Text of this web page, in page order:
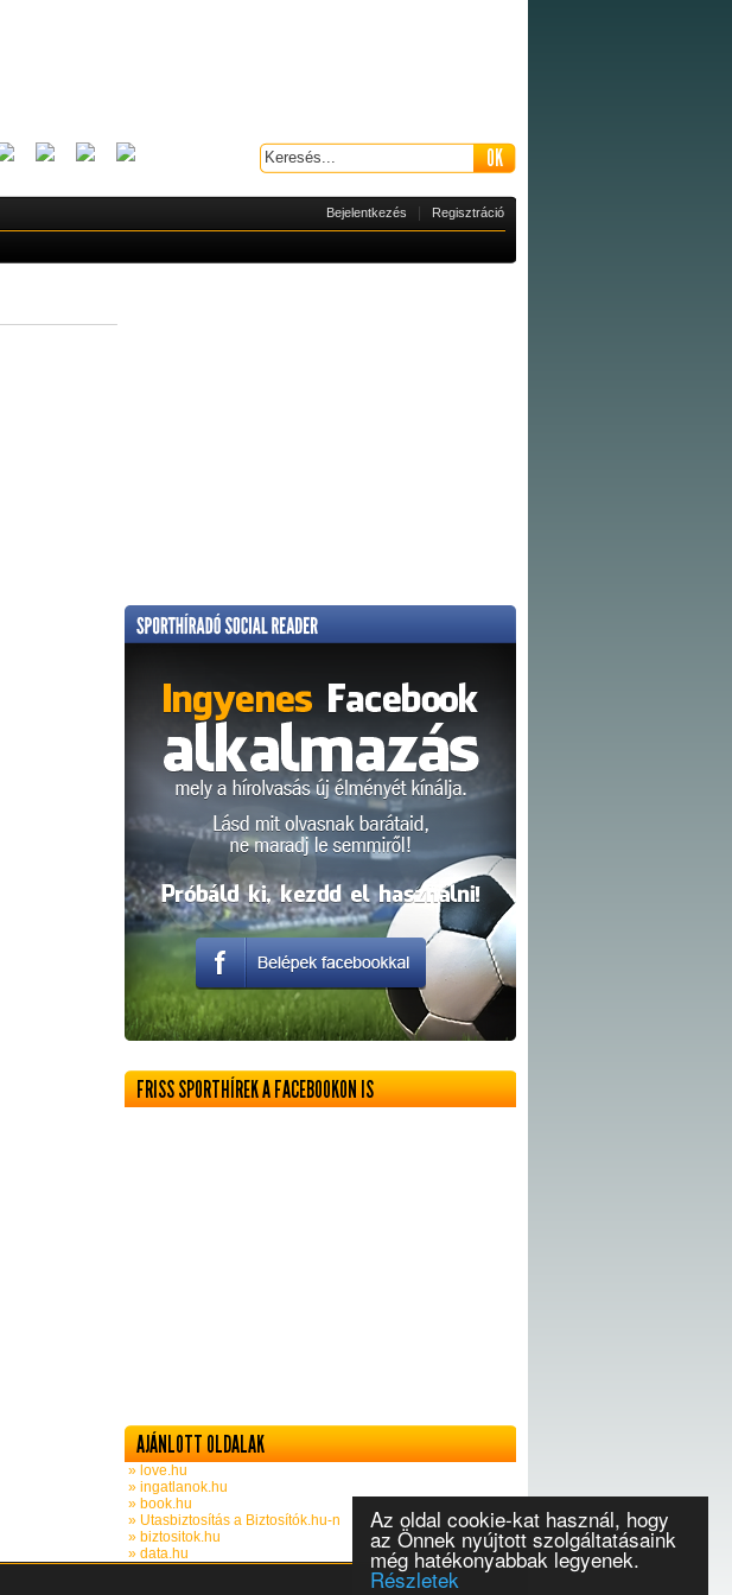
Az oldal cookie-kat használ, hogy
az Önnek nyújtott szolgáltatásaink
még hatékonyabbak legyenek.
Részletek
Bejelentkezés Regisztráció
FRISS SPORTHÍREK A FACEBOOKON IS
AJÁNLOTT OLDALAK
» love.hu
» ingatlanok.hu
» book.hu
» Utasbiztosítás a Biztosítók.hu-n
» biztositok.hu
» data.hu